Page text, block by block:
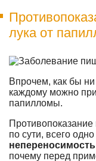
лука от
Впрочем, как бы
каждому можно
папилломы.
по сути, всего
почему перед